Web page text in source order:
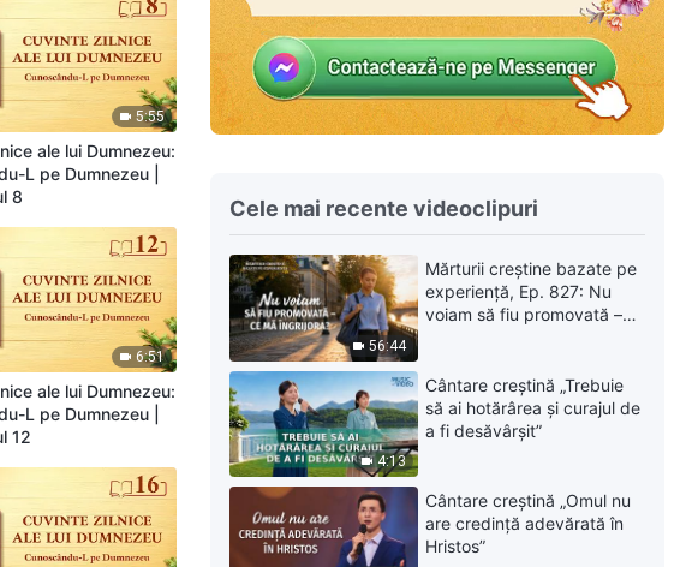
5:55
ale lui Dumnezeu:
L pe Dumnezeu |
8
6:51
ale lui Dumnezeu:
L pe Dumnezeu |
12
Cele mai recente videoclipuri
56:44
Mărturii creștine bazate pe
experiență, Ep. 827: Nu
voiam să fiu promovată –
4:13
Cântare creștină „Trebuie
să ai hotărârea și curajul de
a fi desăvârșit”
Cântare creștină „Omul nu
are credință adevărată în
Hristos”